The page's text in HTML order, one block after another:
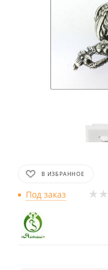
В ИЗБРАННОЕ
Под заказ